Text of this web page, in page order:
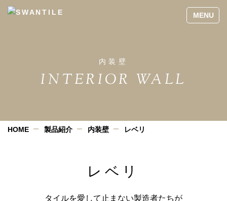
内装壁
INTERIOR WALL
HOME 製品紹介 内装壁 レベリ
レベリ
タイルを愛して止まない製造者たちが